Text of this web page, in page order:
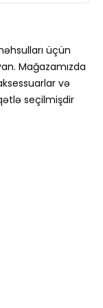
üçün
Mağazamızda
və
seçilmişdir